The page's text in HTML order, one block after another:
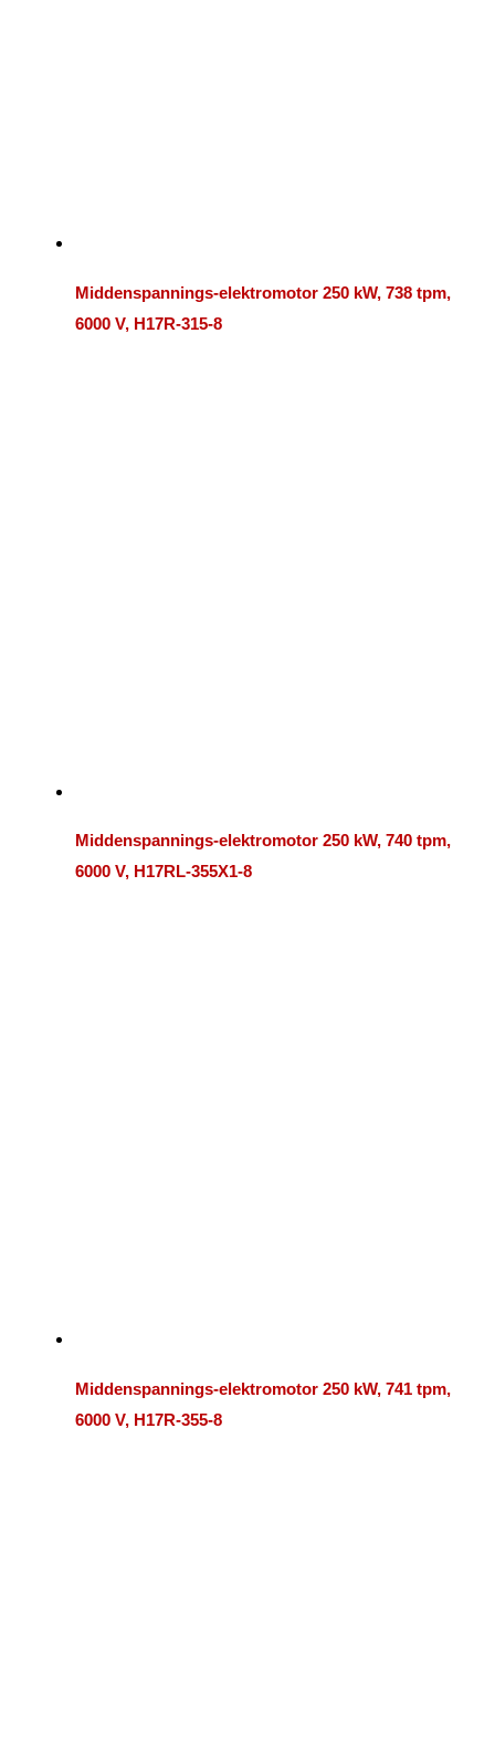
Middenspannings-elektromotor 250 kW, 738 tpm,
6000 V, H17R-315-8
Middenspannings-elektromotor 250 kW, 740 tpm,
6000 V, H17RL-355X1-8
Middenspannings-elektromotor 250 kW, 741 tpm,
6000 V, H17R-355-8